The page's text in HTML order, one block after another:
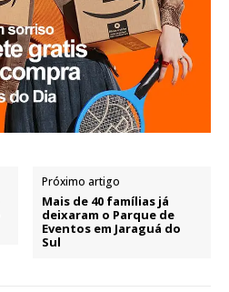
Próximo artigo
Mais de 40 famílias já
deixaram o Parque de
Eventos em Jaraguá do
Sul